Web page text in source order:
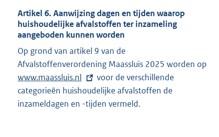
Artikel 6. Aanwijzing dagen en tijden waarop
huishoudelijke afvalstoffen ter inzameling
aangeboden kunnen worden
Op grond van artikel 9 van de
Afvalstoffenverordening Maassluis 2025 worden op
www.maassluis.nl
voor de verschillende
categorieën huishoudelijke afvalstoffen de
inzameldagen en -tijden vermeld.